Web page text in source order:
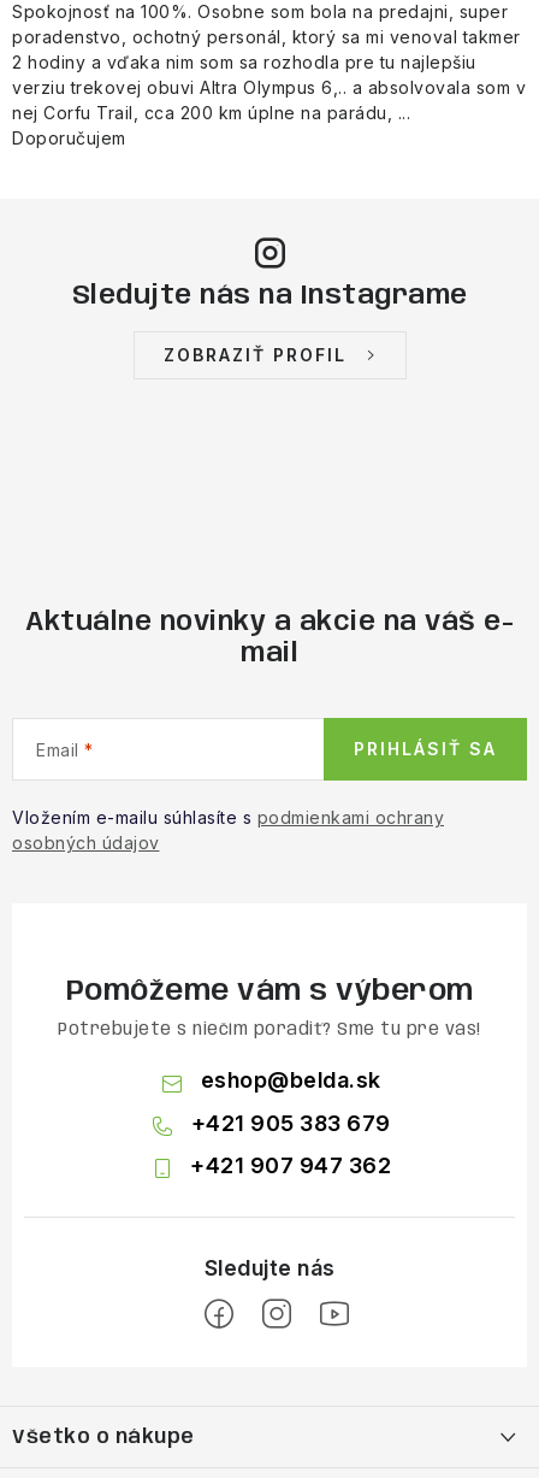
r
v
k
y
v
Spokojnosť na 100%. Osobne som bola na predajni, super
poradenstvo, ochotný personál, ktorý sa mi venoval takmer
2 hodiny a vďaka nim som sa rozhodla pre tu najlepšiu
verziu trekovej obuvi Altra Olympus 6,.. a absolvovala som v
nej Corfu Trail, cca 200 km úplne na parádu, ...
Doporučujem
Sledujte nás na Instagrame
ZOBRAZIŤ PROFIL
Aktuálne novinky a akcie na váš e-
mail
Email
Vložením e-mailu súhlasíte s podmienkami ochrany
osobných údajov
PRIHLÁSIŤ SA
Pomôžeme vám s výberom
Potrebujete s niečím poradiť? Sme tu pre vás!
eshop@belda.sk
+421 905 383 679
+421 907 947 362
pVšetko o nákupe